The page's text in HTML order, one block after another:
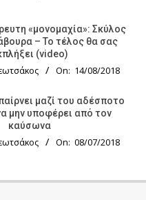
«μονομαχία»: Σκύλος
– Το τέλος θα σας
(video)
On: 14/08/2018
μαζί του αδέσποτο
μην υποφέρει από τον
καύσωνα
On: 08/07/2018